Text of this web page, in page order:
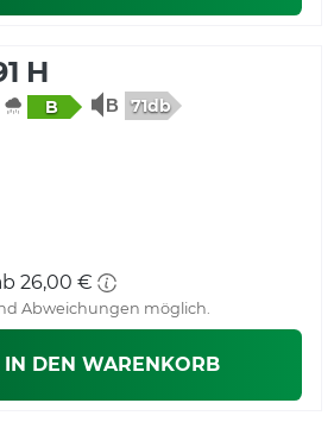
H
B 71db
26,00 €
Abweichungen möglich.
IN DEN WARENKORB